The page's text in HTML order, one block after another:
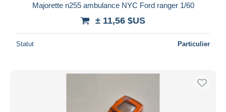
Majorette n255 ambulance NYC Ford ranger 1/60
± 11,56 $US
Statut Particulier